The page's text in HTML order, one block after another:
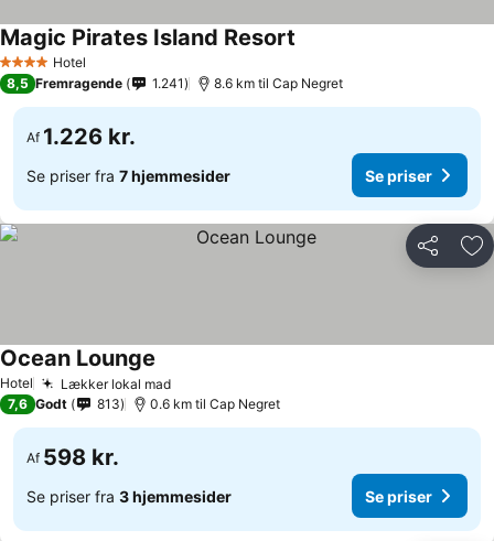
4 StjernerHotel
Magic Pirates Island Resort
8,5 Fremragende 1.241 8.6 km til Cap Negret
Af 1.226 kr.
Se priser fra 7 hjemmesider Se priser
Del
Hotel Lækker lokal mad
Ocean Lounge
7,6 Godt 813 0.6 km til Cap Negret
Af 598 kr.
Se priser fra 3 hjemmesider Se priser